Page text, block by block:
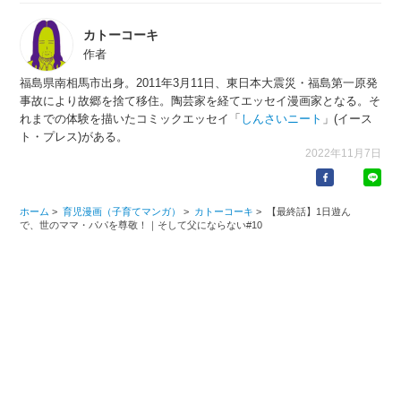
カトーコーキ
作者
福島県南相馬市出身。2011年3月11日、東日本大震災・福島第一原発
事故により故郷を捨て移住。陶芸家を経てエッセイ漫画家となる。そ
れまでの体験を描いたコミックエッセイ「 しんさいニート 」(イース
ト・プレス)がある。
2022年11月7日
ホーム > 育児漫画（子育てマンガ） > カトーコーキ >
【最終話】1日遊ん
で、世のママ・パパを尊敬！｜そして父にならない#10